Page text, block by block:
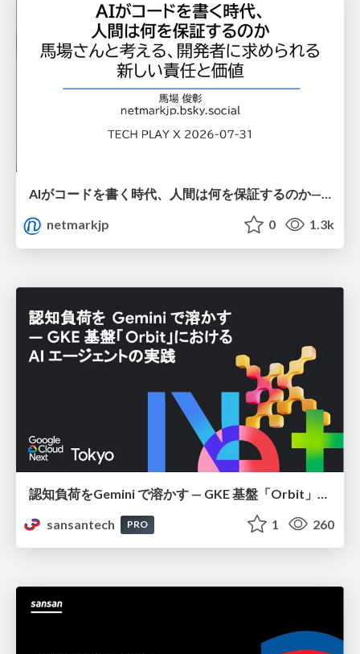
AIがコードを書く時代、人間は何を保証するのか———馬場さんと考える、開発者に求められる新しい責任と価値 - TECH PLAY
netmarkjp
0 1.3k
sansantech
PRO 1 260